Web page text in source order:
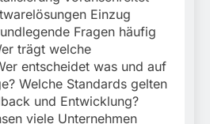
Einzug
Fragen häufig
trägt welche
entscheidet was und auf
Welche Standards gelten
und Entwicklung?
viele Unternehmen